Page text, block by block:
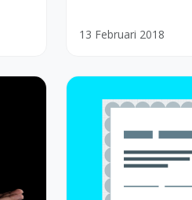
13 Februari 2018